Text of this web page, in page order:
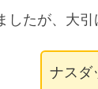
たが、大引
ナスダ